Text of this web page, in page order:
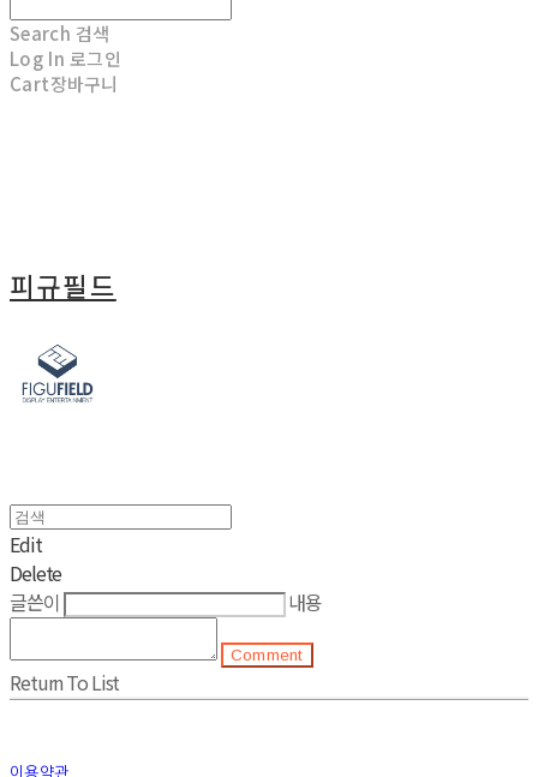
Search 검색
Log In 로그인
Cart장바구니
피규필드
Edit
Delete
글쓴이
내용
Comment
Return To List
이용약관